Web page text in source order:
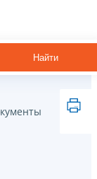
Найти